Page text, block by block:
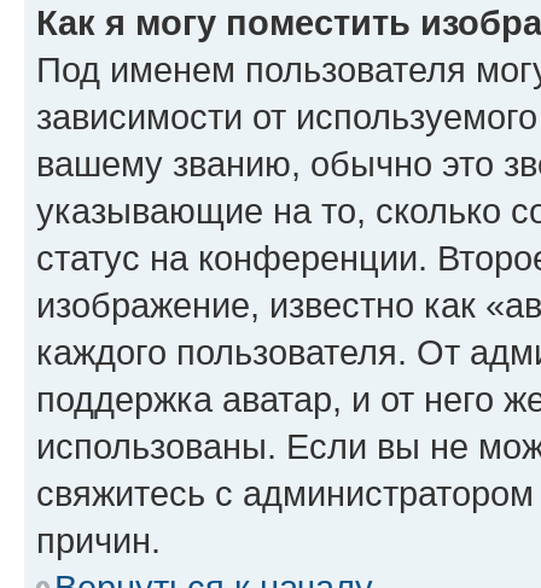
Как я могу поместить
Под именем пользователя
зависимости от
вашему званию, обычно это
указывающие на то, сколько
статус на конференции.
изображение, известно как
каждого пользователя. От
поддержка аватар, и от него
использованы. Если вы не
свяжитесь с
причин.